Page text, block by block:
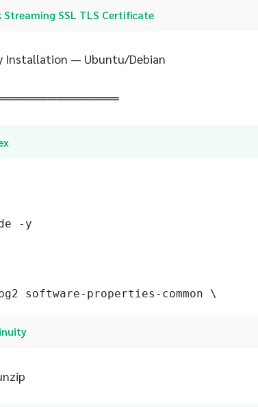
SSL TLS Certificate
Installation — Ubuntu/Debian
-y
software-properties-common \